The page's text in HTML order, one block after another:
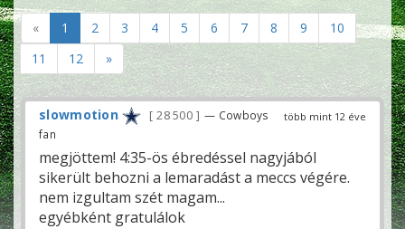
« 1 2 3 4 5 6 7 8 9
10
11
12 »
több mint 12 éve
slowmotion 28 500
— Cowboys
fan
megjöttem! 4:35-ös ébredéssel nagyjából
sikerült behozni a lemaradást a meccs végére.
nem izgultam szét magam...
egyébként gratulálok